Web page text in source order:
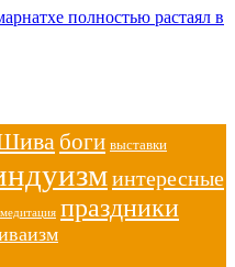
полностью растаял в
боги выставки
интересные
медитация праздники